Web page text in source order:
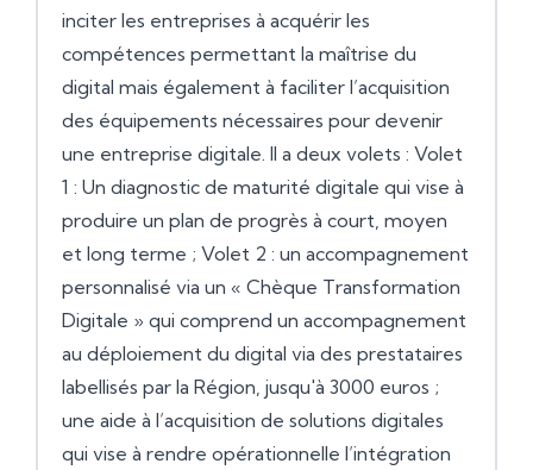
inciter les entreprises à acquérir les
compétences permettant la maîtrise du
digital mais également à faciliter l’acquisition
des équipements nécessaires pour devenir
une entreprise digitale. Il a deux volets : Volet
1 : Un diagnostic de maturité digitale qui vise à
produire un plan de progrès à court, moyen
et long terme ; Volet 2 : un accompagnement
personnalisé via un « Chèque Transformation
Digitale » qui comprend un accompagnement
au déploiement du digital via des prestataires
labellisés par la Région, jusqu'à 3000 euros ;
une aide à l’acquisition de solutions digitales
qui vise à rendre opérationnelle l’intégration